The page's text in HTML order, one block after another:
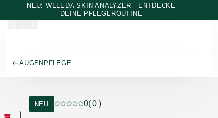
Zum Hauptinhalt wechseln
NEU: WELEDA SKIN ANALYZER - ENTDECKE
DEINE PFLEGEROUTINE
AUGENPFLEGE
NEU
Aktuelle Bewertung: 0 von 5 Sternen bewertet
0( 0 )